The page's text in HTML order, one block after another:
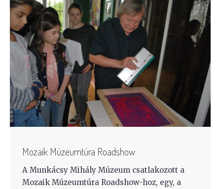
Mozaik Múzeumtúra Roadshow
A Munkácsy Mihály Múzeum csatlakozott a
Mozaik Múzeumtúra Roadshow-hoz, egy, a